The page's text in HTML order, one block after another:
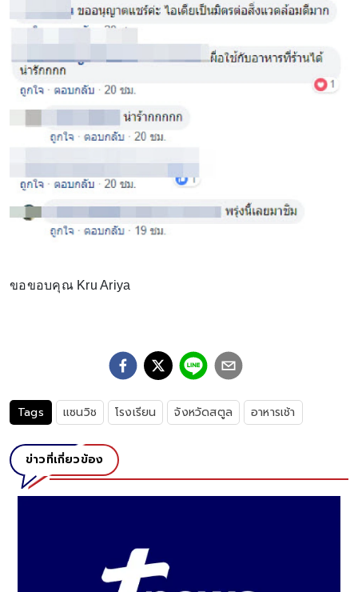
ขอขอบคุณ Kru Ariya
Tags เเซนวิช โรงเรียน จังหวัดสตูล อาหารเช้า
ข่าวที่เกี่ยวข้อง